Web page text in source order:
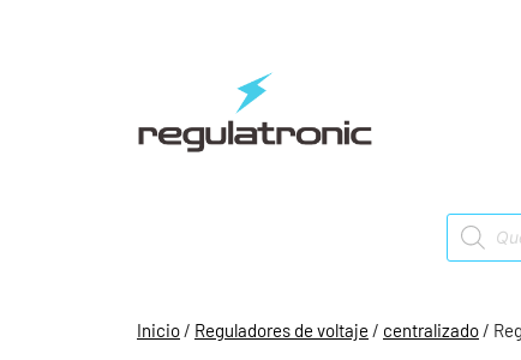
Products
search
Inicio / Reguladores de voltaje / centralizado /